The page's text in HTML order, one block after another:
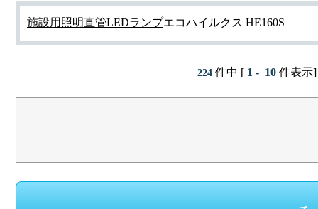
施設用照明直管LEDランプエコハイルクス HE160S
224件中 [ 1 - 10件表示]